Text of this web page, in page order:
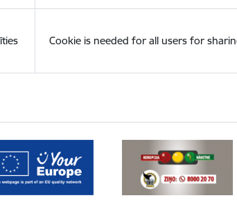
Cookie is needed for all users for